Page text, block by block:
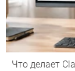
Что делает